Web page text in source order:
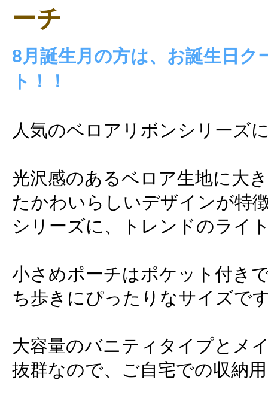
ーチ
8月誕生月の方は、お誕生日ク
ト！！
人気のベロアリボンシリーズ
光沢感のあるベロア生地に大
たかわいらしいデザインが特
シリーズに、トレンドのライ
小さめポーチはポケット付き
ち歩きにぴったりなサイズで
大容量のバニティタイプとメ
抜群なので、ご自宅での収納